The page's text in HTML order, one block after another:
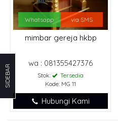
Whatsapp via SMS
mimbar gereja hkbp
wa : 081355427376
Stok:
Tersedia
Kode: MG 11
Hubungi Kami
SIDEBAR